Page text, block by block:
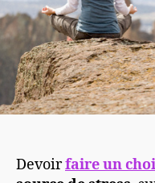
Devoirfaire un